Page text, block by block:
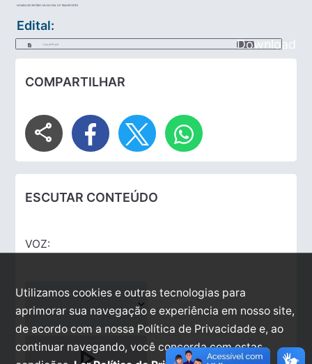
NOMEIA SECRETÁRIO MUNICIPAL DE TRANSPORTES
Edital:
9_de_2025.pdf Download
COMPARTILHAR
share
ESCUTAR CONTEÚDO
VOZ:
Utilizamos cookies e outras tecnologias para
aprimorar sua navegação e experiência em nosso site,
de acordo com a nossa Política de Privacidade e, ao
continuar navegando, você concorda com estas